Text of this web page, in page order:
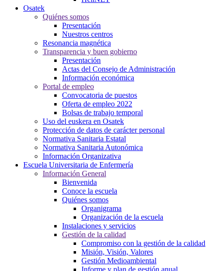
Osatek
Quiénes somos
Presentación
Nuestros centros
Resonancia magnética
Transparencia y buen gobierno
Presentación
Actas del Consejo de Administración
Información económica
Portal de empleo
Convocatoria de puestos
Oferta de empleo 2022
Bolsas de trabajo temporal
Uso del euskera en Osatek
Protección de datos de carácter personal
Normativa Sanitaria Estatal
Normativa Sanitaria Autonómica
Información Organizativa
Escuela Universitaria de Enfermería
Información General
Bienvenida
Conoce la escuela
Quiénes somos
Organigrama
Organización de la escuela
Instalaciones y servicios
Gestión de la calidad
Compromiso con la gestión de la calidad
Misión, Visión, Valores
Gestión Medioambiental